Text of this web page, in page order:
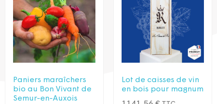
Paniers maraîchers
bio au Bon Vivant de
Semur-en-Auxois
Lot de caisses de vin
en bois pour magnum